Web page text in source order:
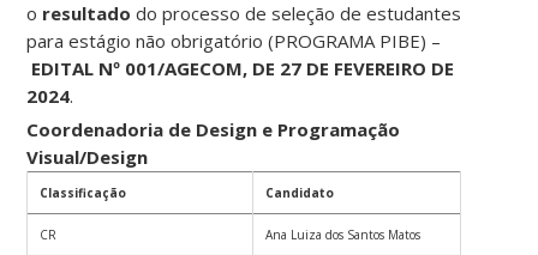
o resultadodo processo de seleção de estudantes
para estágio não obrigatório (PROGRAMA PIBE) –
EDITAL Nº 001/AGECOM, DE 27 DE FEVEREIRO DE
2024.
Coordenadoria de Design e Programação
Visual/Design
Classificação Candidato
CR Ana Luiza dos Santos Matos